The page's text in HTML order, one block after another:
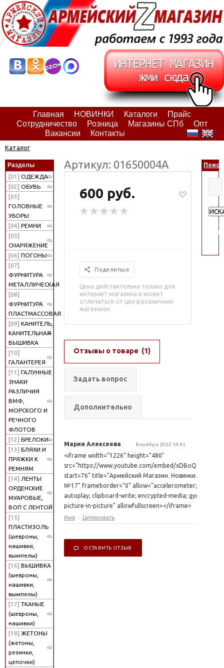
Главная НОВИНКИ Каталоги
Прайс
Сотрудничество
Розница Магазины СПб
Опт
Вакансии
Контакты
Каталог
Разделы
[01] ОДЕЖДА
[02] ОБУВЬ
[03]
ГОЛОВНЫЕ
УБОРЫ
[04] РЕМНИ
[05]
СНАРЯЖЕНИЕ
[06] ПОГОНЫ
[07]
ФУРНИТУРА
МЕТАЛЛИЧЕСКАЯ
[08]
ФУРНИТУРА
ПЛАСТМАССОВАЯ
[09] КАНИТЕЛЬ,
КАНИТЕЛЬНАЯ
ВЫШИВКА
[10]
ГАЛАНТЕРЕЯ
[11] ГАЛУННЫЕ
ЗНАКИ
РАЗЛИЧИЯ
ВМФ,
МОРСКОГО И
РЕЧНОГО
ФЛОТОВ
[12] БРЕЛОКИ
[13] БЛЯХИ И
ПРЯЖКИ К
РЕМНЯМ
[14] ЛЕНТЫ
ОРДЕНСКИЕ
МУАРОВЫЕ,
ВОП С ЛЕНТОЙ
[15]
ПЛАСТИЗОЛЬ
(шевроны,
нашивки,
вымпелы)
[16] ВЫШИВКА
(шевроны,
нашивки,
вымпелы)
[17] ТКАНЫЕ
(шевроны,
нашивки)
[18] ЖЕТОНЫ
(жетоны,
резинки,
цепочки)
Артикул: 01650004А
600 руб.
Поделиться
Цена действительна только для
интернет-магазина и может
отличаться от цен в розничных
магазинах
Отзывы о товаре (1)
Задать вопрос
Дополнительно
Мария Алексеева 8 ноября 2022 14:45
<iframe width="1226" height="480"
src="https://www.youtube.com/embed/xDBoQbnDE3A?
start=76" title="Армейский Магазин. Новинки. Выпуск
№17" frameborder="0" allow="accelerometer;
autoplay; clipboard-write; encrypted-media; gyroscope;
picture-in-picture" allowfullscreen></iframe>
Имя Цитировать
ОСТАВИТЬ ОТЗЫВ
Поиск